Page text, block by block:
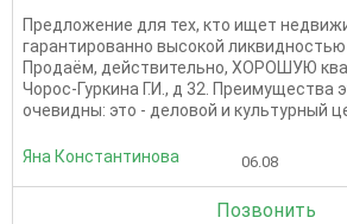
Предложение для тех, кто ищет
гарантированно высокой ликвидностью
Продаём, действительно, ХОРОШУЮ
Чорос-Гуркина Г.И., д 32. Преимущества
очевидны: это - деловой и культурный
Яна Константинова 06.08
Позвонить